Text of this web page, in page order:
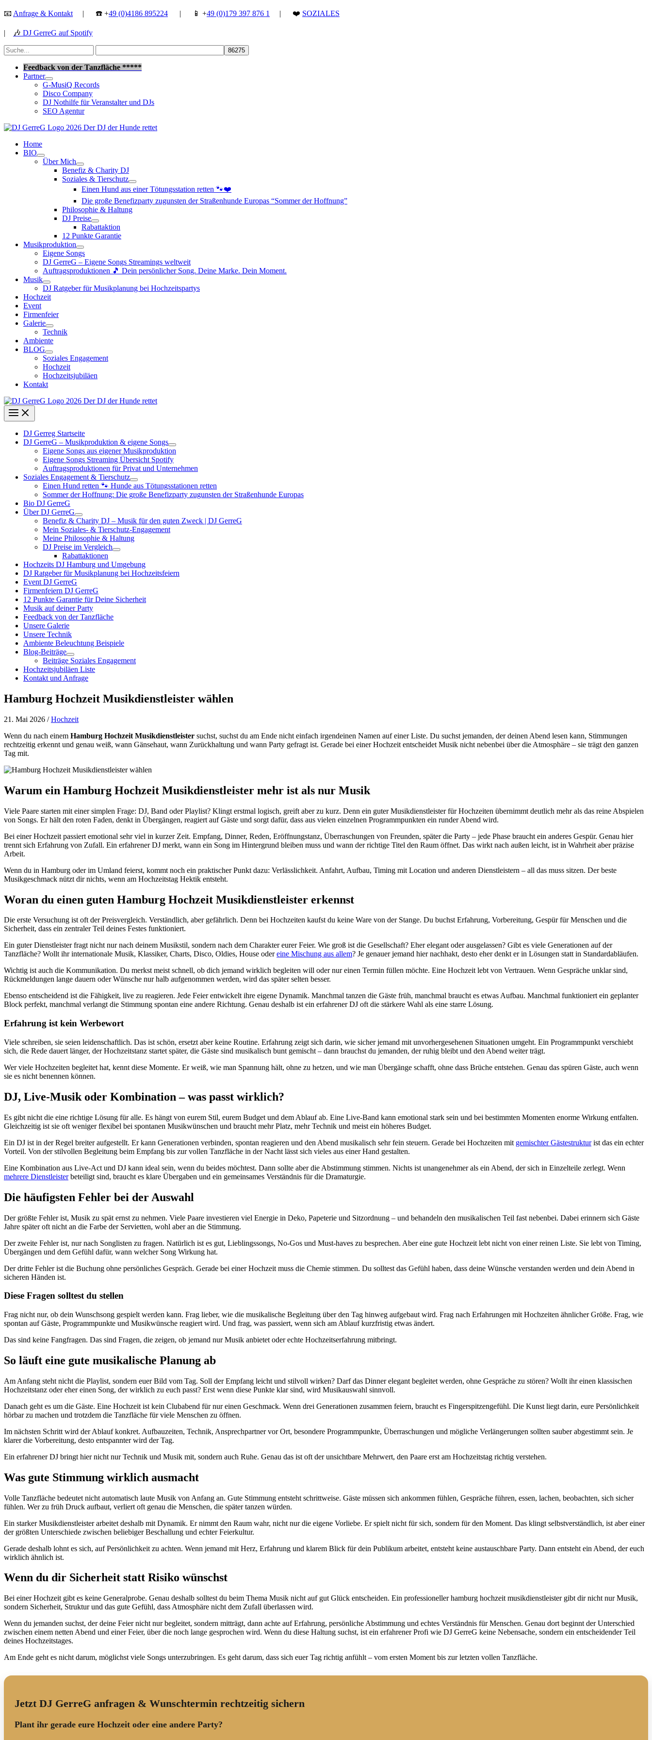
Zum
springen
📧 Anfrage & Kontakt | ☎️ +49 (0)4186 895224 | 📱 +49 (0)179 397 876 1 | ❤️ SOZIALES
| 🎶 DJ GerreG auf Spotify
Suchen
nach:
Feedback von der Tanzfläche *****
Partner
G-MusiQ Records
Disco Company
DJ Nothilfe für Veranstalter und DJs
SEO Agentur
Home
BIO
Über Mich
Benefiz & Charity DJ
Soziales & Tierschutz
Einen Hund aus einer Tötungsstation retten 🐾❤️
Die große Benefizparty zugunsten der Straßenhunde Europas “Sommer der Hoffnung”
Philosophie & Haltung
DJ Preise
Rabattaktion
12 Punkte Garantie
Musikproduktion
Eigene Songs
DJ GerreG – Eigene Songs Streamings weltweit
Auftragsproduktionen 🎵 Dein persönlicher Song. Deine Marke. Dein Moment.
Musik
DJ Ratgeber für Musikplanung bei Hochzeitspartys
Hochzeit
Event
Firmenfeier
Galerie
Technik
Ambiente
BLOG
Soziales Engagement
Hochzeit
Hochzeitsjubiläen
Kontakt
DJ Gerreg Startseite
DJ GerreG – Musikproduktion & eigene Songs
Eigene Songs aus eigener Musikproduktion
Eigene Songs Streaming Übersicht Spotify
Auftragsproduktionen für Privat und Unternehmen
Soziales Engagement & Tierschutz
Einen Hund retten 🐾 Hunde aus Tötungsstationen retten
Sommer der Hoffnung: Die große Benefizparty zugunsten der Straßenhunde Europas
Bio DJ GerreG
Über DJ GerreG
Benefiz & Charity DJ – Musik für den guten Zweck | DJ GerreG
Mein Soziales- & Tierschutz-Engagement
Meine Philosophie & Haltung
DJ Preise im Vergleich
Rabattaktionen
Hochzeits DJ Hamburg und Umgebung
DJ Ratgeber für Musikplanung bei Hochzeitsfeiern
Event DJ GerreG
Firmenfeiern DJ GerreG
12 Punkte Garantie für Deine Sicherheit
Musik auf deiner Party
Feedback von der Tanzfläche
Unsere Galerie
Unsere Technik
Ambiente Beleuchtung Beispiele
Blog-Beiträge
Beiträge Soziales Engagement
Hochzeitsjubiläen Liste
Kontakt und Anfrage
Hamburg Hochzeit Musikdienstleister wählen
21. Mai 2026 /Hochzeit
Wenn du nach einem Hamburg Hochzeit Musikdienstleister suchst, suchst du am Ende nicht einfach irgendeinen Namen auf einer Liste. Du suchst jemanden, der deinen Abend lesen kann, Stimmungen
rechtzeitig erkennt und genau weiß, wann Gänsehaut, wann Zurückhaltung und wann Party gefragt ist. Gerade bei einer Hochzeit entscheidet Musik nicht nebenbei über die Atmosphäre – sie trägt den ganzen
Tag mit.
Warum ein Hamburg Hochzeit Musikdienstleister mehr ist als nur Musik
Viele Paare starten mit einer simplen Frage: DJ, Band oder Playlist? Klingt erstmal logisch, greift aber zu kurz. Denn ein guter Musikdienstleister für Hochzeiten übernimmt deutlich mehr als das reine Abspielen
von Songs. Er hält den roten Faden, denkt in Übergängen, reagiert auf Gäste und sorgt dafür, dass aus vielen einzelnen Programmpunkten ein runder Abend wird.
Bei einer Hochzeit passiert emotional sehr viel in kurzer Zeit. Empfang, Dinner, Reden, Eröffnungstanz, Überraschungen von Freunden, später die Party – jede Phase braucht ein anderes Gespür. Genau hier
trennt sich Erfahrung von Zufall. Ein erfahrener DJ merkt, wann ein Song im Hintergrund bleiben muss und wann der richtige Titel den Raum öffnet. Das wirkt nach außen leicht, ist in Wahrheit aber präzise
Arbeit.
Wenn du in Hamburg oder im Umland feierst, kommt noch ein praktischer Punkt dazu: Verlässlichkeit. Anfahrt, Aufbau, Timing mit Location und anderen Dienstleistern – all das muss sitzen. Der beste
Musikgeschmack nützt dir nichts, wenn am Hochzeitstag Hektik entsteht.
Woran du einen guten Hamburg Hochzeit Musikdienstleister erkennst
Die erste Versuchung ist oft der Preisvergleich. Verständlich, aber gefährlich. Denn bei Hochzeiten kaufst du keine Ware von der Stange. Du buchst Erfahrung, Vorbereitung, Gespür für Menschen und die
Sicherheit, dass ein zentraler Teil deines Festes funktioniert.
Ein guter Dienstleister fragt nicht nur nach deinem Musikstil, sondern nach dem Charakter eurer Feier. Wie groß ist die Gesellschaft? Eher elegant oder ausgelassen? Gibt es viele Generationen auf der
Tanzfläche? Wollt ihr internationale Musik, Klassiker, Charts, Disco, Oldies, House odereine Mischung aus allem? Je genauer jemand hier nachhakt, desto eher denkt er in Lösungen statt in Standardabläufen.
Wichtig ist auch die Kommunikation. Du merkst meist schnell, ob dich jemand wirklich begleiten will oder nur einen Termin füllen möchte. Eine Hochzeit lebt von Vertrauen. Wenn Gespräche unklar sind,
Rückmeldungen lange dauern oder Wünsche nur halb aufgenommen werden, wird das später selten besser.
Ebenso entscheidend ist die Fähigkeit, live zu reagieren. Jede Feier entwickelt ihre eigene Dynamik. Manchmal tanzen die Gäste früh, manchmal braucht es etwas Aufbau. Manchmal funktioniert ein geplanter
Block perfekt, manchmal verlangt die Stimmung spontan eine andere Richtung. Genau deshalb ist ein erfahrener DJ oft die stärkere Wahl als eine starre Lösung.
Erfahrung ist kein Werbewort
Viele schreiben, sie seien leidenschaftlich. Das ist schön, ersetzt aber keine Routine. Erfahrung zeigt sich darin, wie sicher jemand mit unvorhergesehenen Situationen umgeht. Ein Programmpunkt verschiebt
sich, die Rede dauert länger, der Hochzeitstanz startet später, die Gäste sind musikalisch bunt gemischt – dann brauchst du jemanden, der ruhig bleibt und den Abend weiter trägt.
Wer viele Hochzeiten begleitet hat, kennt diese Momente. Er weiß, wie man Spannung hält, ohne zu hetzen, und wie man Übergänge schafft, ohne dass Brüche entstehen. Genau das spüren Gäste, auch wenn
sie es nicht benennen können.
DJ, Live-Musik oder Kombination – was passt wirklich?
Es gibt nicht die eine richtige Lösung für alle. Es hängt von eurem Stil, eurem Budget und dem Ablauf ab. Eine Live-Band kann emotional stark sein und bei bestimmten Momenten enorme Wirkung entfalten.
Gleichzeitig ist sie oft weniger flexibel bei spontanen Musikwünschen und braucht mehr Platz, mehr Technik und meist ein höheres Budget.
Ein DJ ist in der Regel breiter aufgestellt. Er kann Generationen verbinden, spontan reagieren und den Abend musikalisch sehr fein steuern. Gerade bei Hochzeiten mit gemischter Gästestrukturist das ein echter
Vorteil. Von der stilvollen Begleitung beim Empfang bis zur vollen Tanzfläche in der Nacht lässt sich vieles aus einer Hand gestalten.
Eine Kombination aus Live-Act und DJ kann ideal sein, wenn du beides möchtest. Dann sollte aber die Abstimmung stimmen. Nichts ist unangenehmer als ein Abend, der sich in Einzelteile zerlegt. Wenn
mehrere Dienstleisterbeteiligt sind, braucht es klare Übergaben und ein gemeinsames Verständnis für die Dramaturgie.
Die häufigsten Fehler bei der Auswahl
Der größte Fehler ist, Musik zu spät ernst zu nehmen. Viele Paare investieren viel Energie in Deko, Papeterie und Sitzordnung – und behandeln den musikalischen Teil fast nebenbei. Dabei erinnern sich Gäste
Jahre später oft nicht an die Farbe der Servietten, wohl aber an die Stimmung.
Der zweite Fehler ist, nur nach Songlisten zu fragen. Natürlich ist es gut, Lieblingssongs, No-Gos und Must-haves zu besprechen. Aber eine gute Hochzeit lebt nicht von einer reinen Liste. Sie lebt von Timing,
Übergängen und dem Gefühl dafür, wann welcher Song Wirkung hat.
Der dritte Fehler ist die Buchung ohne persönliches Gespräch. Gerade bei einer Hochzeit muss die Chemie stimmen. Du solltest das Gefühl haben, dass deine Wünsche verstanden werden und dein Abend in
sicheren Händen ist.
Diese Fragen solltest du stellen
Frag nicht nur, ob dein Wunschsong gespielt werden kann. Frag lieber, wie die musikalische Begleitung über den Tag hinweg aufgebaut wird. Frag nach Erfahrungen mit Hochzeiten ähnlicher Größe. Frag, wie
spontan auf Gäste, Programmpunkte und Musikwünsche reagiert wird. Und frag, was passiert, wenn sich am Ablauf kurzfristig etwas ändert.
Das sind keine Fangfragen. Das sind Fragen, die zeigen, ob jemand nur Musik anbietet oder echte Hochzeitserfahrung mitbringt.
So läuft eine gute musikalische Planung ab
Am Anfang steht nicht die Playlist, sondern euer Bild vom Tag. Soll der Empfang leicht und stilvoll wirken? Darf das Dinner elegant begleitet werden, ohne Gespräche zu stören? Wollt ihr einen klassischen
Hochzeitstanz oder eher einen Song, der wirklich zu euch passt? Erst wenn diese Punkte klar sind, wird Musikauswahl sinnvoll.
Danach geht es um die Gäste. Eine Hochzeit ist kein Clubabend für nur einen Geschmack. Wenn drei Generationen zusammen feiern, braucht es Fingerspitzengefühl. Die Kunst liegt darin, eure Persönlichkeit
hörbar zu machen und trotzdem die Tanzfläche für viele Menschen zu öffnen.
Im nächsten Schritt wird der Ablauf konkret. Aufbauzeiten, Technik, Ansprechpartner vor Ort, besondere Programmpunkte, Überraschungen und mögliche Verlängerungen sollten sauber abgestimmt sein. Je
klarer die Vorbereitung, desto entspannter wird der Tag.
Ein erfahrener DJ bringt hier nicht nur Technik und Musik mit, sondern auch Ruhe. Genau das ist oft der unsichtbare Mehrwert, den Paare erst am Hochzeitstag richtig verstehen.
Was gute Stimmung wirklich ausmacht
Volle Tanzfläche bedeutet nicht automatisch laute Musik von Anfang an. Gute Stimmung entsteht schrittweise. Gäste müssen sich ankommen fühlen, Gespräche führen, essen, lachen, beobachten, sich sicher
fühlen. Wer zu früh Druck aufbaut, verliert oft genau die Menschen, die später tanzen würden.
Ein starker Musikdienstleister arbeitet deshalb mit Dynamik. Er nimmt den Raum wahr, nicht nur die eigene Vorliebe. Er spielt nicht für sich, sondern für den Moment. Das klingt selbstverständlich, ist aber einer
der größten Unterschiede zwischen beliebiger Beschallung und echter Feierkultur.
Gerade deshalb lohnt es sich, auf Persönlichkeit zu achten. Wenn jemand mit Herz, Erfahrung und klarem Blick für dein Publikum arbeitet, entsteht keine austauschbare Party. Dann entsteht ein Abend, der euch
wirklich ähnlich ist.
Wenn du dir Sicherheit statt Risiko wünschst
Bei einer Hochzeit gibt es keine Generalprobe. Genau deshalb solltest du beim Thema Musik nicht auf gut Glück entscheiden. Ein professioneller hamburg hochzeit musikdienstleister gibt dir nicht nur Musik,
sondern Sicherheit, Struktur und das gute Gefühl, dass Atmosphäre nicht dem Zufall überlassen wird.
Wenn du jemanden suchst, der deine Feier nicht nur begleitet, sondern mitträgt, dann achte auf Erfahrung, persönliche Abstimmung und echtes Verständnis für Menschen. Genau dort beginnt der Unterschied
zwischen einem netten Abend und einer Feier, über die noch lange gesprochen wird. Wenn du diese Haltung suchst, ist ein erfahrener Profi wie DJ GerreG keine Nebensache, sondern ein entscheidender Teil
deines Hochzeitstages.
Am Ende geht es nicht darum, möglichst viele Songs unterzubringen. Es geht darum, dass sich euer Tag richtig anfühlt – vom ersten Moment bis zur letzten vollen Tanzfläche.
Jetzt DJ GerreG anfragen & Wunschtermin rechtzeitig sichern
Plant ihr gerade eure Hochzeit oder eine andere Party?